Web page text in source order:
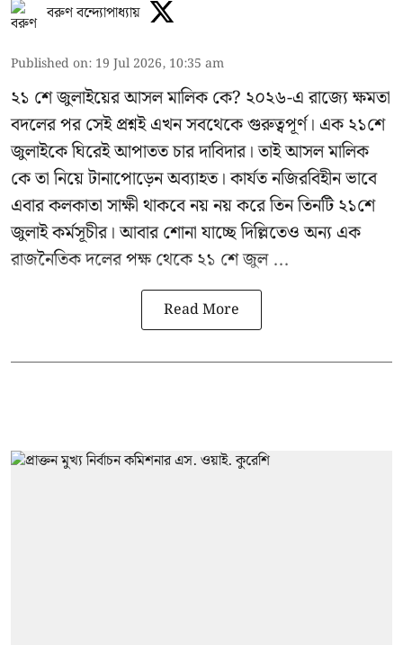
বরুণ বন্দ্যোপাধ্যায়
Published on: 19 Jul 2026, 10:35 am
২১ শে জুলাইয়ের আসল মালিক কে? ২০২৬-এ রাজ্যে ক্ষমতা
বদলের পর সেই প্রশ্নই এখন সবথেকে গুরুত্বপূর্ণ। এক২১শে
জুলাইকেঘিরেই আপাতত চার দাবিদার। তাই আসল মালিক
কে তা নিয়ে টানাপোড়েন অব্যাহত। কার্যত নজিরবিহীন ভাবে
এবার কলকাতা সাক্ষী থাকবে নয় নয় করে তিন তিনটি ২১শে
জুলাই কর্মসূচীর। আবার শোনা যাচ্ছে দিল্লিতেও অন্য এক
রাজনৈতিক দলের পক্ষ থেকে ২১ শে জুল ...
Read More